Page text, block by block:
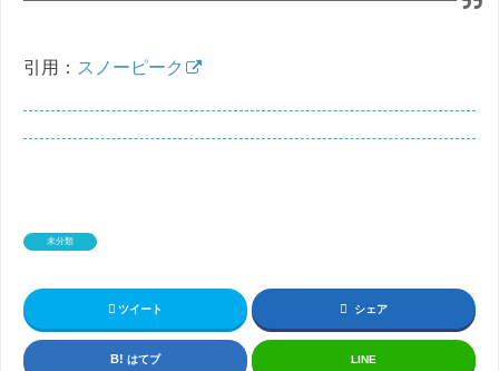
引用： スノーピーク
未分類
ツイート シェア
はてブ LINE